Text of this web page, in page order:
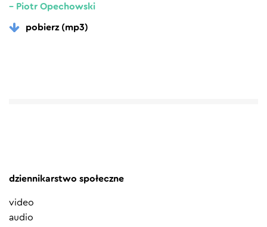
– Piotr Opechowski
pobierz (mp3)
dziennikarstwo społeczne
video
audio